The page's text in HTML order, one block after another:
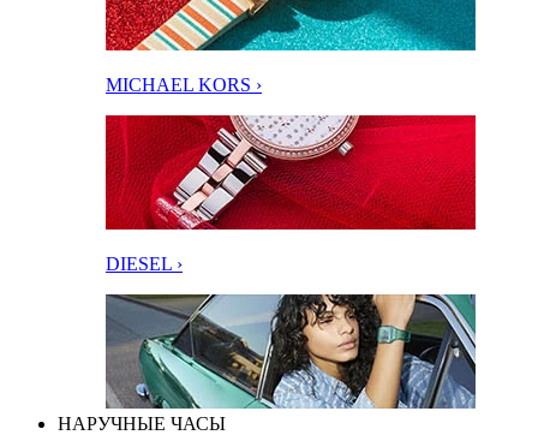
MICHAEL KORS ›
DIESEL ›
НАРУЧНЫЕ ЧАСЫ